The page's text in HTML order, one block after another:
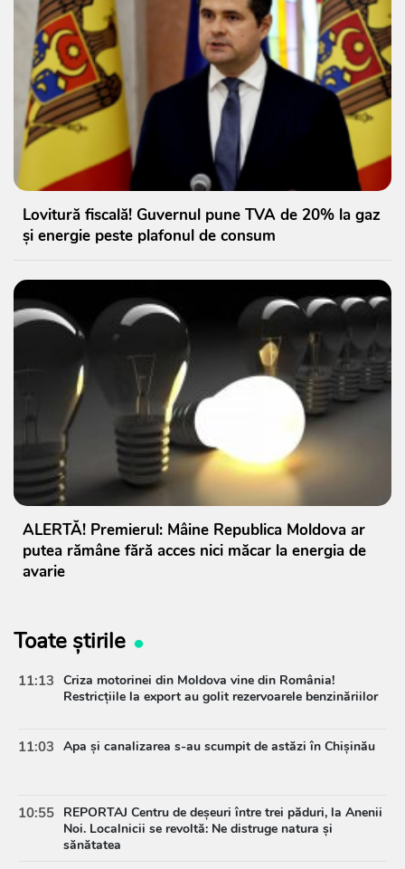
Lovitură fiscală! Guvernul pune TVA de 20% la gaz
și energie peste plafonul de consum
ALERTĂ! Premierul: Mâine Republica Moldova ar
putea rămâne fără acces nici măcar la energia de
avarie
Toate știrile
11:13 Criza motorinei din Moldova vine din România!
Restricțiile la export au golit rezervoarele benzinăriilor
11:03 Apa și canalizarea s-au scumpit de astăzi în Chișinău
10:55 REPORTAJ Centru de deșeuri între trei păduri, la Anenii
Noi. Localnicii se revoltă: Ne distruge natura și
sănătatea